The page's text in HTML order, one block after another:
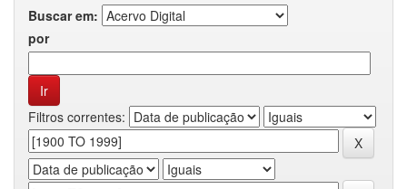
Buscar em:
por
Filtros correntes: